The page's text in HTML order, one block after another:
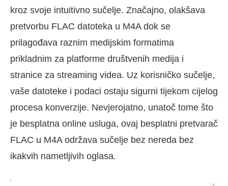
kroz svoje intuitivno sučelje. Značajno, olakšava
pretvorbu FLAC datoteka u M4A dok se
prilagođava raznim medijskim formatima
prikladnim za platforme društvenih medija i
stranice za streaming videa. Uz korisničko sučelje,
vaše datoteke i podaci ostaju sigurni tijekom cijelog
procesa konverzije. Nevjerojatno, unatoč tome što
je besplatna online usluga, ovaj besplatni pretvarač
FLAC u M4A održava sučelje bez nereda bez
ikakvih nametljivih oglasa.